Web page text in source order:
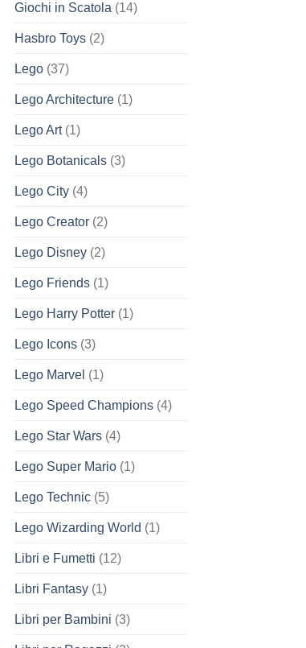
Giochi in Scatola (14)
Hasbro Toys(2)
Lego(37)
Lego Architecture(1)
Lego Art(1)
Lego Botanicals(3)
Lego City(4)
Lego Creator(2)
Lego Disney(2)
Lego Friends(1)
Lego Harry Potter(1)
Lego Icons(3)
Lego Marvel (1)
Lego Speed Champions(4)
Lego Star Wars(4)
Lego Super Mario(1)
Lego Technic(5)
Lego Wizarding World (1)
Libri e Fumetti (12)
Libri Fantasy(1)
Libri per Bambini (3)